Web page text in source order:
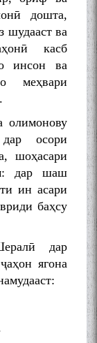
дошта,
шудааст ва
касб
инсон ва
меҳвари
олимонову
осори
шоҳасари
дар шаш
ин асари
баҳсу
дар
ягона